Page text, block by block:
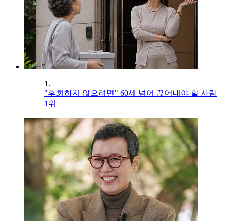
1.
"후회하지 않으려면" 60세 넘어 끊어내야 할 사람
1위